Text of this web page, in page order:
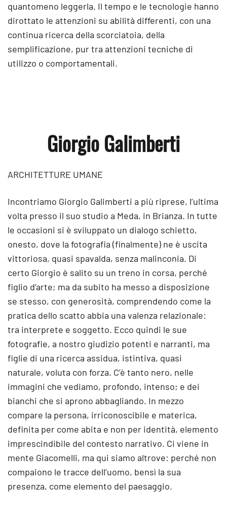
quantomeno leggerla. Il tempo e le tecnologie hanno
dirottato le attenzioni su abilità differenti, con una
continua ricerca della scorciatoia, della
semplificazione, pur tra attenzioni tecniche di
utilizzo o comportamentali.
Giorgio Galimberti
ARCHITETTURE UMANE
Incontriamo Giorgio Galimberti a più riprese, l’ultima
volta presso il suo studio a Meda, in Brianza. In tutte
le occasioni si è sviluppato un dialogo schietto,
onesto, dove la fotografia (finalmente) ne è uscita
vittoriosa, quasi spavalda, senza malinconia. Di
certo Giorgio è salito su un treno in corsa, perché
figlio d’arte; ma da subito ha messo a disposizione
se stesso, con generosità, comprendendo come la
pratica dello scatto abbia una valenza relazionale:
tra interprete e soggetto. Ecco quindi le sue
fotografie, a nostro giudizio potenti e narranti, ma
figlie di una ricerca assidua, istintiva, quasi
naturale, voluta con forza. C’è tanto nero, nelle
immagini che vediamo, profondo, intenso; e dei
bianchi che si aprono abbagliando. In mezzo
compare la persona, irriconoscibile e materica,
definita per come abita e non per identità, elemento
imprescindibile del contesto narrativo. Ci viene in
mente Giacomelli, ma qui siamo altrove: perché non
compaiono le tracce dell’uomo, bensì la sua
presenza, come elemento del paesaggio.